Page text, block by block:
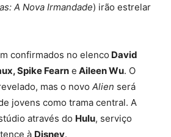
A Nova Irmandade) irão estrelar
confirmados no elenco David
Spike Fearn e Aileen Wu. O
mas o novo Alien será
jovens como trama central. A
através do Hulu, serviço
à Disney.